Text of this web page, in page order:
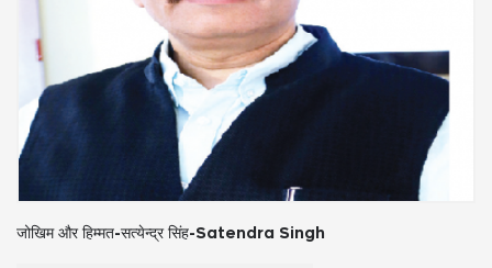
जोखिम और हिम्मत-सत्येन्द्र सिंह-Satendra Singh